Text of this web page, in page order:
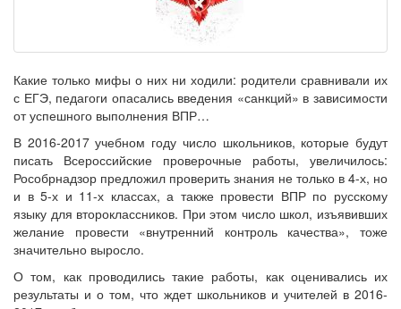
Какие только мифы о них ни ходили: родители сравнивали их
с ЕГЭ, педагоги опасались введения «санкций» в зависимости
от успешного выполнения ВПР…
В 2016-2017 учебном году число школьников, которые будут
писать Всероссийские проверочные работы, увеличилось:
Рособрнадзор предложил проверить знания не только в 4-х, но
и в 5-х и 11-х классах, а также провести ВПР по русскому
языку для второклассников. При этом число школ, изъявивших
желание провести «внутренний контроль качества», тоже
значительно выросло.
О том, как проводились такие работы, как оценивались их
результаты и о том, что ждет школьников и учителей в 2016-